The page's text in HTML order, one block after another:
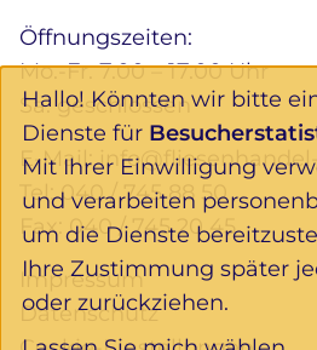
Öffnungszeiten:
Mo.-Fr. 7.00 – 17.00 Uhr
Sa. geschlossen
E-Mail:
Tel:040 / 745 88 50
Fax: 040 / 745 20 45
Impressum
Datenschutz
Hallo! Könnten wir bitte
Dienste für
Mit Ihrer Einwilligung
und verarbeiten
um die Dienste
Ihre Zustimmung später
oder zurückziehen.